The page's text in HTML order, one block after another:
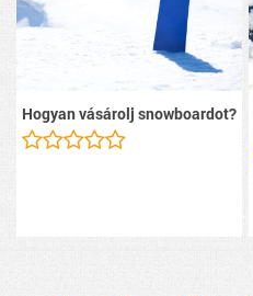
Hogyan vásárolj snowboardot?